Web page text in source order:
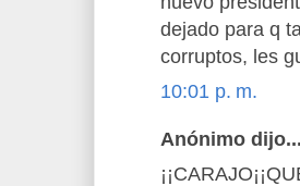
dejado para q
corruptos, les
10:01 p. m.
Anónimo dijo...